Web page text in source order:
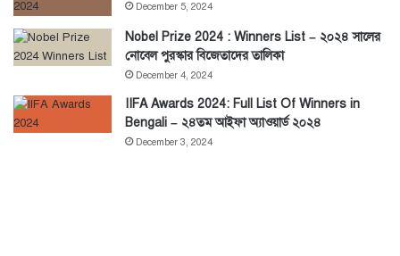
December 5, 2024
Nobel Prize 2024 : Winners List – ২০২৪ সালের
নোবেল পুরস্কার বিজেতাদের তালিকা
December 4, 2024
IIFA Awards 2024: Full List Of Winners in
Bengali – ২৪তম আইফা অ্যাওয়ার্ড ২০২৪
December 3, 2024